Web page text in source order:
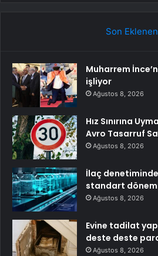
Son Eklenen
Muharrem
işliyor
Ağustos 8, 2026
Hız Sınırına
Avro Tasarruf
Ağustos 8, 2026
İlaç
standart
Ağustos 8, 2026
Evine tadilat
deste deste
Ağustos 8, 2026